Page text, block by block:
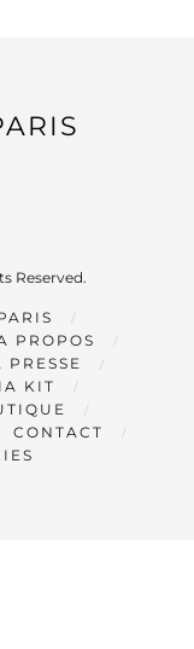
Reserved.
PROPOS
KIT
CONTACT